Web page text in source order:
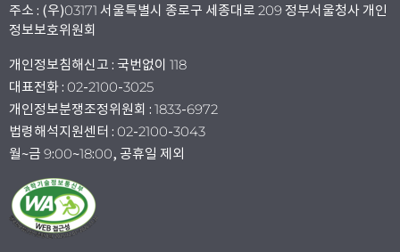
주소 : (우)03171 서울특별시 종로구 세종대로 209 정부서울청사 개인
정보보호위원회
개인정보침해신고 : 국번없이 118
대표전화 : 02-2100-3025
개인정보분쟁조정위원회 : 1833-6972
법령해석지원센터 : 02-2100-3043
월~금 9:00~18:00, 공휴일 제외